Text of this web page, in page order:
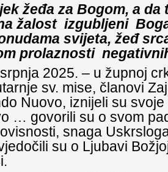
žeđa za Bogom, a da
žalost izgubljeni
svijeta, žeđ
prolaznosti
2025. – u župnoj
sv. mise, članovi
Nuovo, iznijeli su
… govorili su o svom
snaga
su o Ljubavi